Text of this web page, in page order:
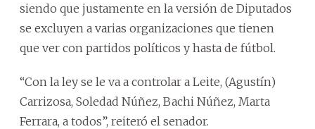
siendo que justamente en la versión de Diputados
se excluyen a varias organizaciones que tienen
que ver con partidos políticos y hasta de fútbol.
“Con la ley se le va a controlar a Leite, (Agustín)
Carrizosa, Soledad Núñez, Bachi Núñez, Marta
Ferrara, a todos”, reiteró el senador.